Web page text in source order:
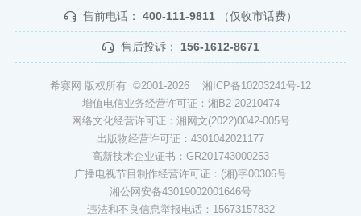
售前电话： 400-111-9811 （仅收市话费）
售后投诉： 156-1612-8671
希赛网 版权所有 ©2001-2026 湘ICP备10203241号-12
增值电信业务经营许可证：湘B2-20210474
网络文化经营许可证：湘网文(2022)0042-005号
出版物经营许可证：4301042021177
高新技术企业证书：GR201743000253
广播电视节目制作经营许可证：(湘)字00306号
湘公网安备43019002001646号
违法和不良信息举报电话：15673157832